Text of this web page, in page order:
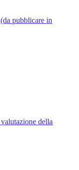
pubblicare in
della